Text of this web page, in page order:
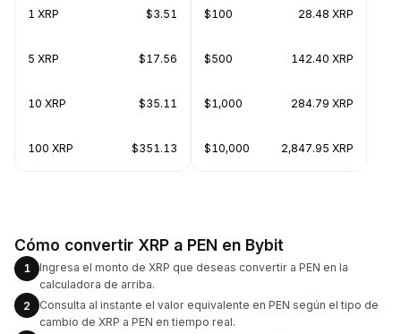
1 XRP $3.51
5 XRP $17.56
10 XRP $35.11
100 XRP $351.13
$100 28.48 XRP
$500 142.40 XRP
$1,000 284.79 XRP
$10,000 2,847.95 XRP
Cómo convertir XRP a PEN en Bybit
1
Ingresa el monto de XRP que deseas convertir a PEN en la
calculadora de arriba.
2
Consulta al instante el valor equivalente en PEN según el tipo de
cambio de XRP a PEN en tiempo real.